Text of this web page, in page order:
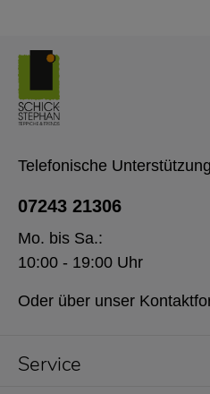
Service
Telefonische
07243 21306
Mo. bis Sa.:
10:00 - 19:00 Uhr
Oder über unser